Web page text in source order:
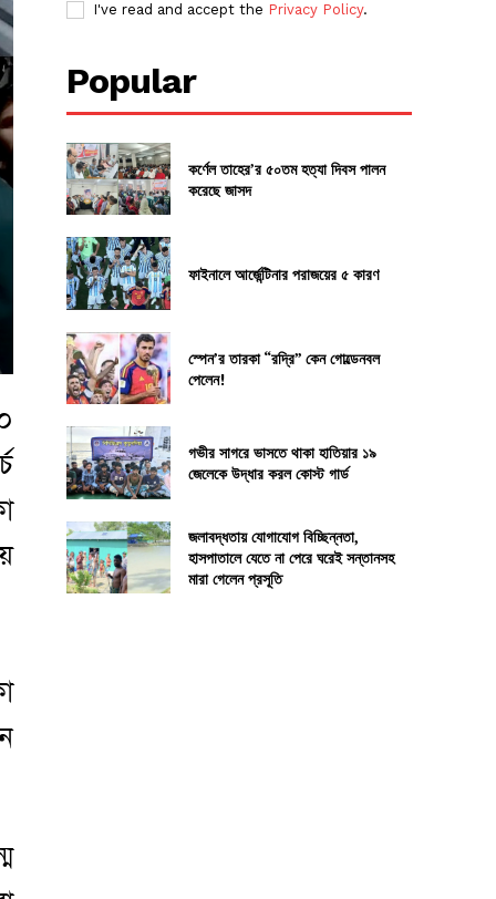
I've read and accept the Privacy Policy.
Popular
কর্ণেল তাহের’র ৫০তম হত্যা দিবস পালন
করেছে জাসদ
ফাইনালে আর্জেন্টিনার পরাজয়ের ৫ কারণ
স্পেন’র তারকা “রদ্রি” কেন গোল্ডেনবল
পেলেন!
গভীর সাগরে ভাসতে থাকা হাতিয়ার ১৯
জেলেকে উদ্ধার করল কোস্ট গার্ড
জলাবদ্ধতায় যোগাযোগ বিচ্ছিন্নতা,
হাসপাতালে যেতে না পেরে ঘরেই সন্তানসহ
মারা গেলেন প্রসূতি